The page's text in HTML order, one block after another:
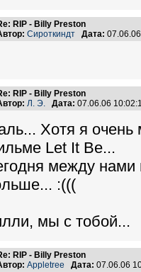
RIP - Billy Preston
Сироткиндт Дата:
RIP - Billy Preston
Л. Э. Дата: 07.06.06
Хотя я очень
Let It Be...
между нами
:(((
мы с тобой...
RIP - Billy Preston
Appletree Дата: 07.06.06